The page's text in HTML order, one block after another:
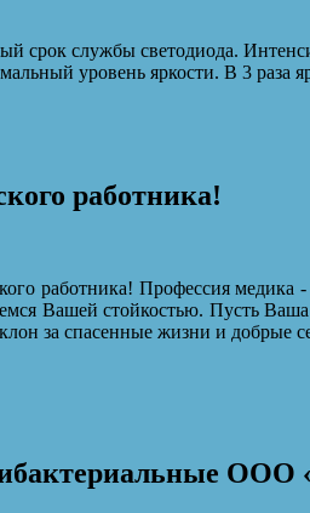
срок службы светодиода.
уровень яркости. В 3
работника!
работника! Профессия
Вашей стойкостью. Пусть
за спасенные жизни и добрые